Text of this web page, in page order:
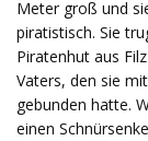
Meter groß und
piratistisch. Sie
Piratenhut aus
Vaters, den sie
gebunden hatte.
einen